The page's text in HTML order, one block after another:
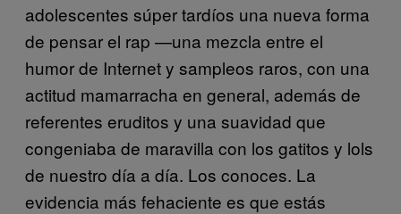
adolescentes súper tardíos una nueva forma
de pensar el rap —una mezcla entre el
humor de Internet y sampleos raros, con una
actitud mamarracha en general, además de
referentes eruditos y una suavidad que
congeniaba de maravilla con los gatitos y lols
de nuestro día a día. Los conoces. La
evidencia más fehaciente es que estás